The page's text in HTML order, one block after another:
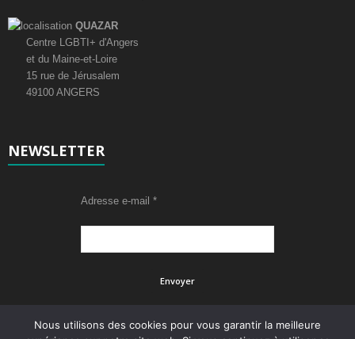
QUAZAR
Centre LGBTI+ d'Angers
et du Maine-et-Loire
15 rue de Jérusalem
49100 ANGERS
NEWSLETTER
Adresse e-mail *
Nous utilisons des cookies pour vous garantir la meilleure